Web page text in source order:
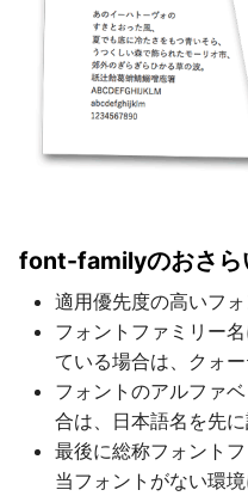
font-familyのおさら
適用優先度の高いフ
フォントファミリー
ている場合は、クォ
フォントのアルファ
合は、日本語名を先
最後に総称フォント
当フォントがない環